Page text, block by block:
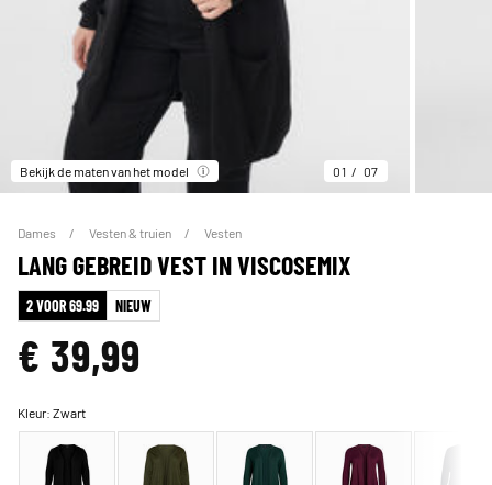
Bekijk de maten van het model 01 07
Dames Vesten & truien Vesten
LANG GEBREID VEST IN VISCOSEMIX
2 VOOR 69.99 NIEUW
€ 39,99
Kleur:Zwart